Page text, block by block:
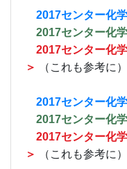
2017センター化
2017センター化学
2017センター化
＞
（これも参考に）
2017センター化
2017センター化
2017センター化
＞
（これも参考に）